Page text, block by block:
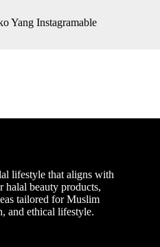
Yang Instagramable
lifestyle that aligns with
beauty products,
tailored for Muslim
and ethical lifestyle.